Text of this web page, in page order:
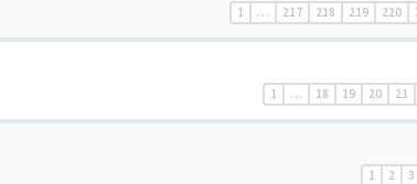
1 … 217 218 219 220
1 … 18 19 20 21
1 2 3